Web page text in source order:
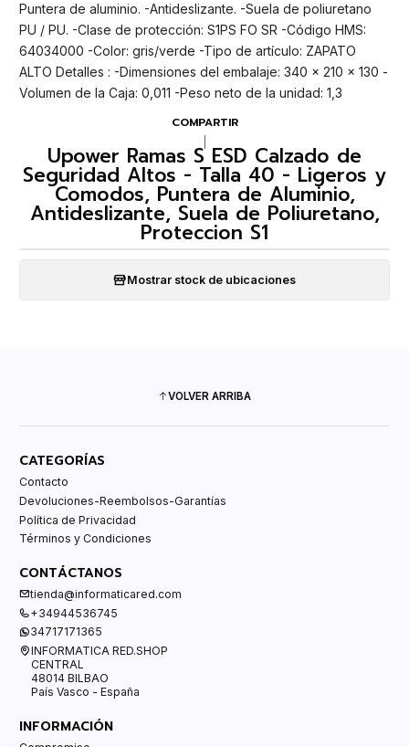
Puntera de aluminio. -Antideslizante. -Suela de poliuretano
PU / PU. -Clase de protección: S1PS FO SR -Código HMS:
64034000 -Color: gris/verde -Tipo de artículo: ZAPATO
ALTO Detalles : -Dimensiones del embalaje: 340 x 210 x 130 -
Volumen de la Caja: 0,011 -Peso neto de la unidad: 1,3
COMPARTIR
Upower Ramas S ESD Calzado de
Seguridad Altos - Talla 40 - Ligeros y
Comodos, Puntera de Aluminio,
Antideslizante, Suela de Poliuretano,
Proteccion S1
Mostrar stock de ubicaciones
VOLVER ARRIBA
CATEGORÍAS
Contacto
Devoluciones-Reembolsos-Garantías
Política de Privacidad
Términos y Condiciones
CONTÁCTANOS
tienda@informaticared.com
+34944536745
34717171365
INFORMATICA RED.SHOP
CENTRAL
48014 BILBAO
País Vasco - España
INFORMACIÓN